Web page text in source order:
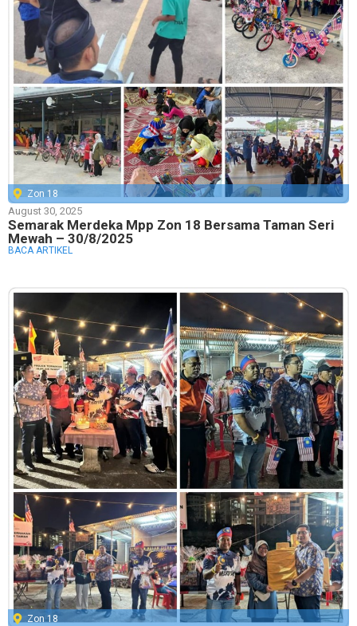
Zon 18
August 30, 2025
Semarak Merdeka Mpp Zon 18 Bersama Taman Seri
Mewah – 30/8/2025
BACA ARTIKEL
Zon 18